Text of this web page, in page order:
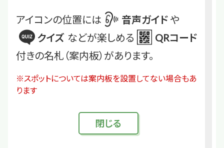
アイコンの位置には 音声ガイド や
クイズ などが楽しめる
QRコード
付きの名札（案内板）があります。
※スポットについては案内板を設置してない場合もあ
ります
閉じる